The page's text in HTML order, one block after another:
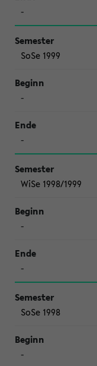
-
SoSe 1999
-
-
WiSe 1998/1999
-
-
SoSe 1998
-